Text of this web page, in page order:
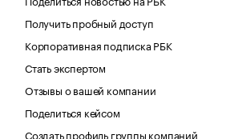
Получить пробный доступ
Корпоративная подписка РБК
Стать экспертом
Отзывы о вашей компании
Поделиться кейсом
Создать профиль группы компаний